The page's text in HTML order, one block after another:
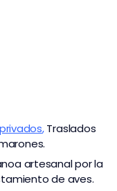
,Traslados
artesanal por la
de aves.